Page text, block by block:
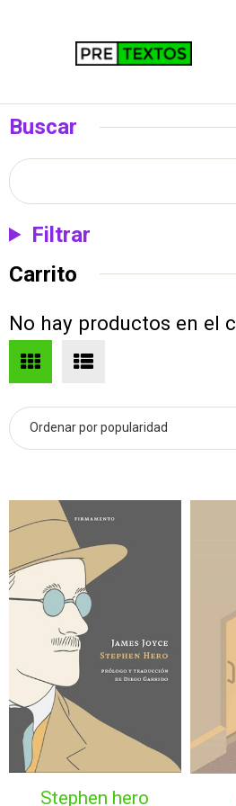
Buscar
Filtrar
Carrito
No hay productos en el
stephen hero